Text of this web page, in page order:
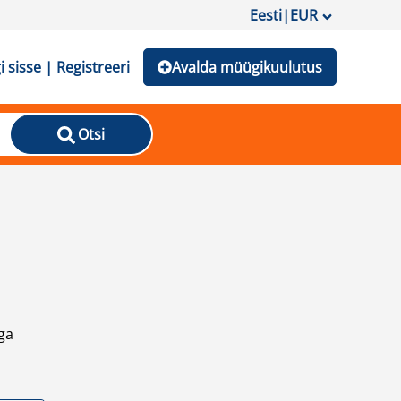
Eesti|EUR
sisse | Registreeri Avalda müügikuulutus
Otsi